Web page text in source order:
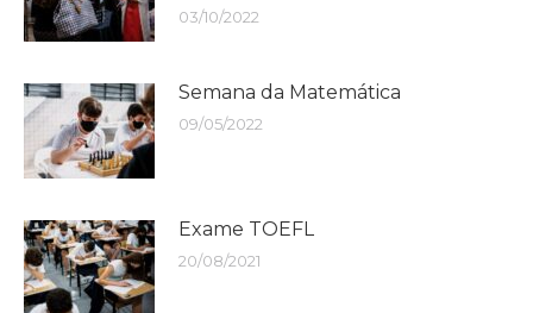
03/10/2022
Semana da Matemática
09/05/2022
Exame TOEFL
20/08/2021